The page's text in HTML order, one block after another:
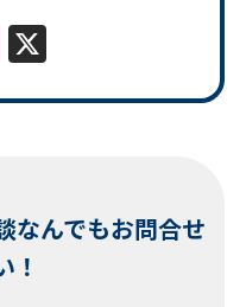
Instagram
なんでもお問合せ
！